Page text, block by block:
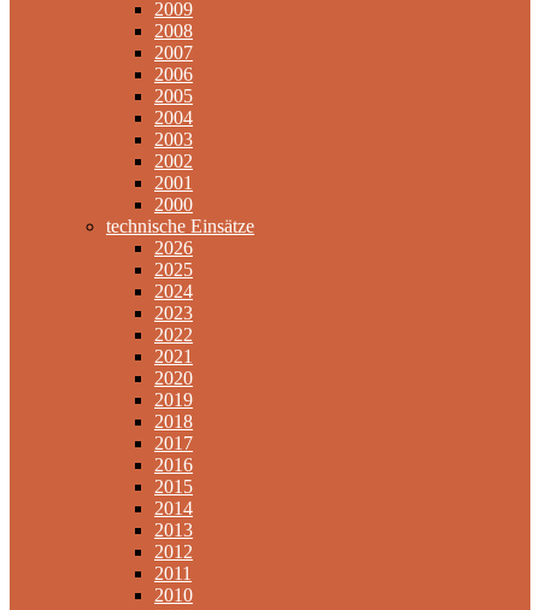
2009
2008
2007
2006
2005
2004
2003
2002
2001
2000
technische Einsätze
2026
2025
2024
2023
2022
2021
2020
2019
2018
2017
2016
2015
2014
2013
2012
2011
2010